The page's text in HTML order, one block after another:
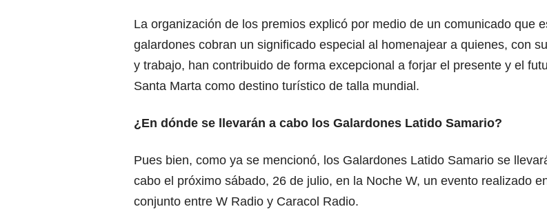
La organización de los premios explicó por medio de un comunicado que
galardones cobran un significado especial al homenajear a quienes, con
y trabajo, han contribuido de forma excepcional a forjar el presente y el
Santa Marta como destino turístico de talla mundial.
¿En dónde se llevarán a cabo los Galardones Latido Samario?
Pues bien, como ya se mencionó, los Galardones Latido Samario se
cabo el próximo sábado, 26 de julio, en la Noche W, un evento realizado
conjunto entre W Radio y Caracol Radio.